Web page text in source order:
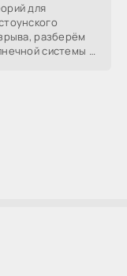
для
разберём
системы в